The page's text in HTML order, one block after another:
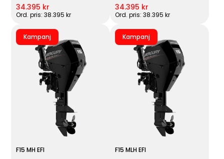
34.395 kr
Ord. pris: 38.395 kr
34.395 kr
Ord. pris: 38.395 kr
Kampanj
F15 MH EFI
Kampanj
F15 MLH EFI